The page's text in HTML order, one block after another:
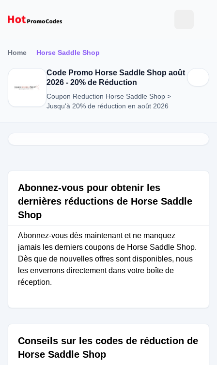
Home Horse Saddle Shop
Code Promo Horse Saddle Shop août
2026 - 20% de Réduction
Coupon Reduction Horse Saddle Shop >
Jusqu'à 20% de réduction en août 2026
Abonnez-vous pour obtenir les
dernières réductions de Horse Saddle
Shop
Abonnez-vous dès maintenant et ne manquez
jamais les derniers coupons de Horse Saddle Shop.
Dès que de nouvelles offres sont disponibles, nous
les enverrons directement dans votre boîte de
réception.
Conseils sur les codes de réduction de
Horse Saddle Shop